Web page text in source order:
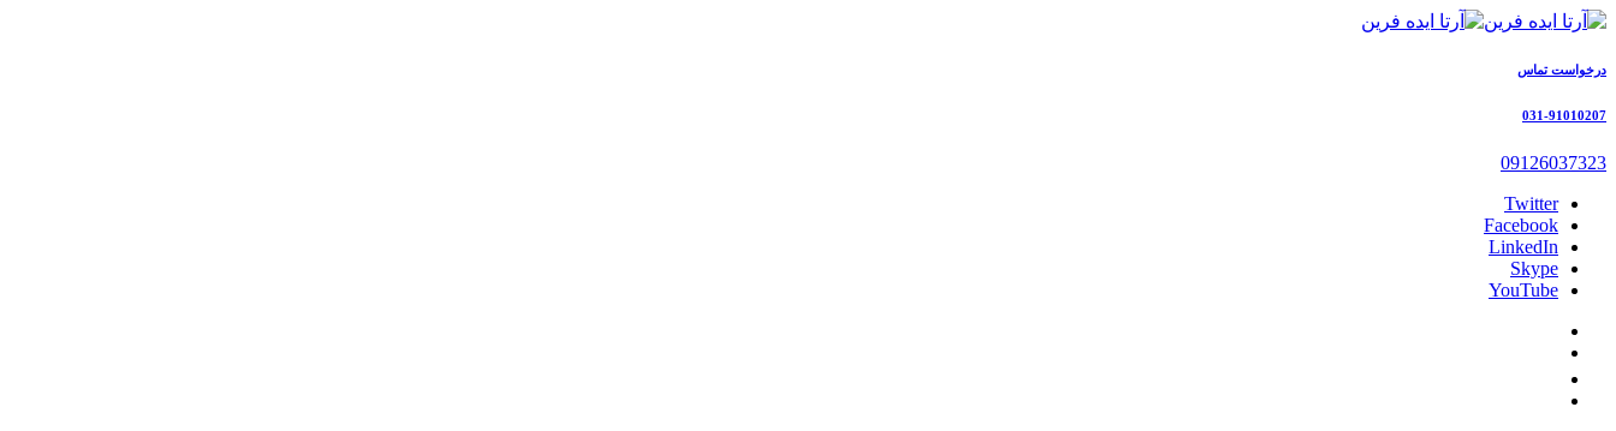
درخواست تماس
031-91010207
09126037323
Twitter
Facebook
LinkedIn
Skype
YouTube